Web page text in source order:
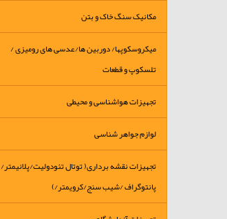
مکانیک سنگ خاک و بتن
میکروسکوپها/ دوربین ها/عدسی های رومیزی /
تلسکوپ و قطعات
تجهیزات هواشناسی و محیطی
لوازم جواهر شناسی
تجهیزات نقشه برداری( توتال تئودولیت/پلانیمتر/
پانتوگراف /شیب سنج/کرویمتر/)